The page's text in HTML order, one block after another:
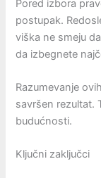
Pored izbora
postupak.
viška ne smeju
da izbegnete
Razumevanje
savršen rezultat.
budućnosti.
Ključni zaključci